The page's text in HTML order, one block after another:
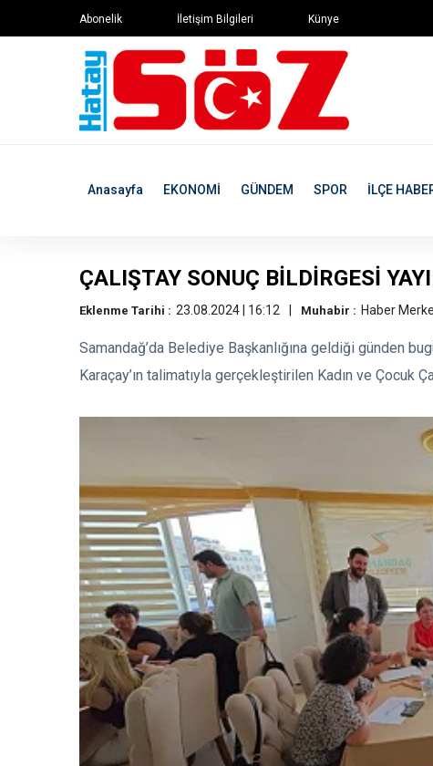
Abonelik İletişim Bilgileri Künye
Anasayfa EKONOMİ GÜNDEM SPOR İLÇE
ÇALIŞTAY SONUÇ BİLDİRGESİ
Eklenme Tarihi : 23.08.2024 | 16:12 Muhabir : Haber
Samandağ’da Belediye Başkanlığına geldiği günden
Karaçay’ın talimatıyla gerçekleştirilen Kadın ve Çocuk